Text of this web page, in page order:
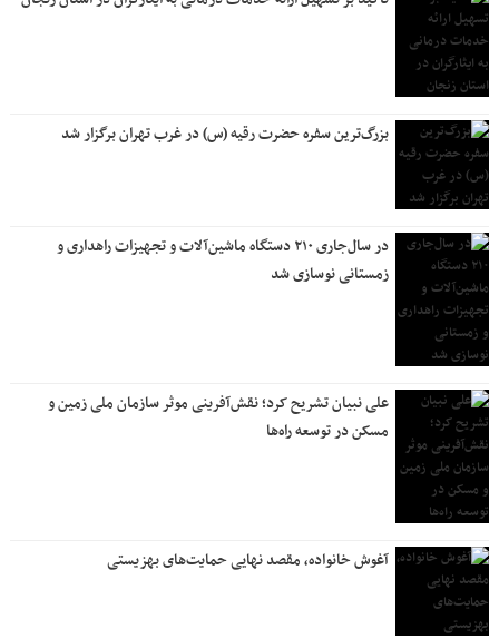
بزرگ‌ترین سفره حضرت رقیه (س) در غرب تهران برگزار شد
در سال‌جاری ۲۱۰ دستگاه ماشین‌آلات و تجهیزات راهداری و
زمستانی نوسازی شد
علی نبیان تشریح کرد؛ نقش‌آفرینی موثر سازمان ملی زمین و
مسکن در توسعه راه‌ها
آغوش خانواده، مقصد نهایی حمایت‌های بهزیستی